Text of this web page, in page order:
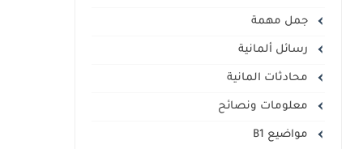
جمل مهمة
رسائل ألمانية
محادثات المانية
معلومات ونصائح
مواضيع B1